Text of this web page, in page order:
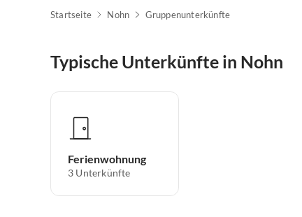
Startseite Nohn Gruppenunterkünfte
Typische Unterkünfte in Nohn
Ferienwohnung
3 Unterkünfte